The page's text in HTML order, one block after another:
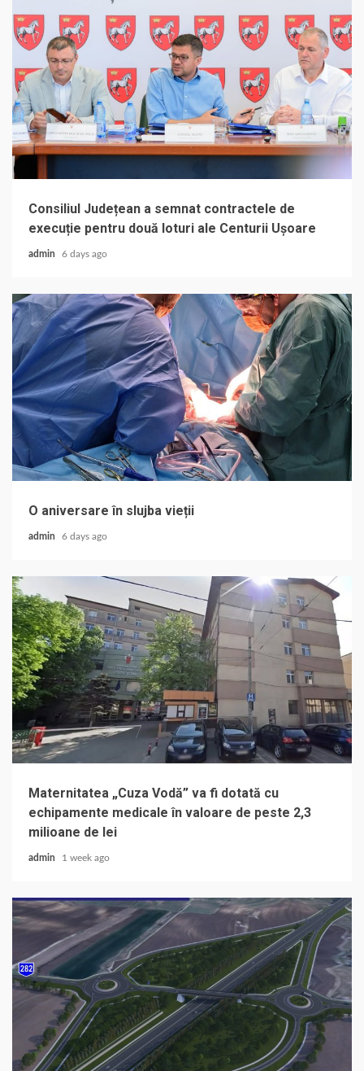
Consiliul Județean a semnat contractele de
execuție pentru două loturi ale Centurii Ușoare
admin 6 days ago
O aniversare în slujba vieții
admin 6 days ago
Maternitatea „Cuza Vodă” va fi dotată cu
echipamente medicale în valoare de peste 2,3
milioane de lei
admin 1 week ago